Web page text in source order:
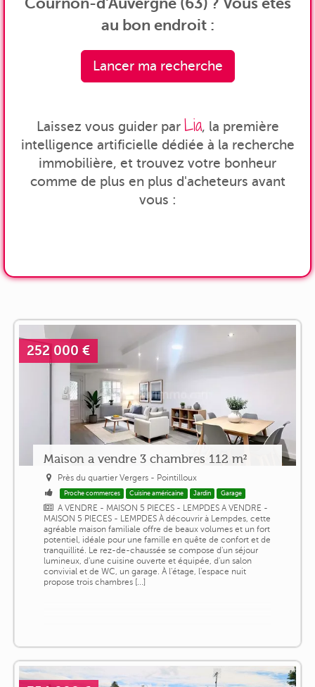
au bon endroit :
Lancer ma recherche
Laissez vous guider par Lia, la première
intelligence artificielle dédiée à la recherche
immobilière, et trouvez votre bonheur
comme de plus en plus d'acheteurs avant
vous :
252 000 €
Maison a vendre 3 chambres 112 m²
Près du quartier Vergers - Pointilloux
Proche commerces Cuisine américaine Jardin Garage
A VENDRE - MAISON 5 PIECES - LEMPDES A VENDRE -
MAISON 5 PIECES - LEMPDES À découvrir à Lempdes, cette
agréable maison familiale offre de beaux volumes et un fort
potentiel, idéale pour une famille en quête de confort et de
tranquillité. Le rez-de-chaussée se compose d'un séjour
lumineux, d'une cuisine ouverte et équipée, d'un salon
convivial et de WC, un garage. À l'étage, l'espace nuit
propose trois chambres [...]